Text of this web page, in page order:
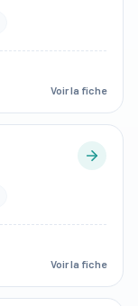
Voir la fiche
Voir la fiche